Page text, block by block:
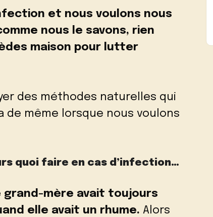
et nous voulons nous
nous le savons, rien
maison pour lutter
des méthodes naturelles qui
de même lorsque nous voulons
quoi faire en cas d’infection…
grand-mère avait toujours
elle avait un rhume. Alors